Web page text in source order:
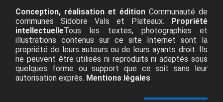
Conception, réalisation et édition Communauté de
communes Sidobre Vals et Plateaux. Propriété
intellectuelleTous les textes, photographies et
illustrations contenus sur ce site Internet sont la
propriété de leurs auteurs ou de leurs ayants droit. Ils
ne peuvent être utilisés ni reproduits ni adaptés sous
quelques forme ou support que ce soit sans leur
autorisation exprès. Mentions légales